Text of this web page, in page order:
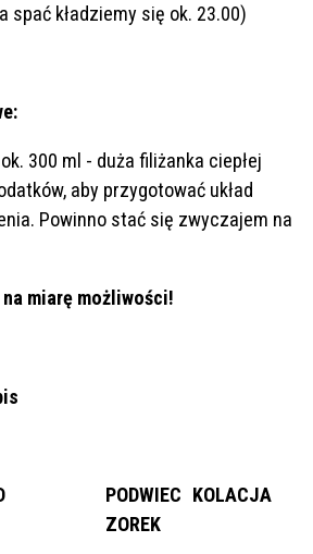
spać kładziemy się ok. 23.00)
300 ml - duża filiżanka ciepłej
aby przygotować układ
Powinno stać się zwyczajem na
miarę możliwości!
PODWIEC
ZOREK
KOLACJA